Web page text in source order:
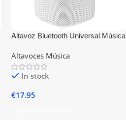
Altavoz Bluetooth Universal Música
Altavoces Música
In stock
€17.95